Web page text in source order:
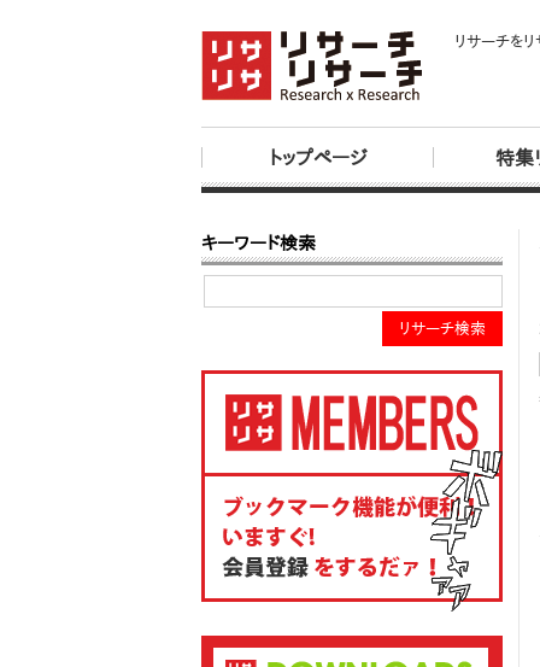
リサーチを
トップページ 特集
キーワード検索
リサーチ検索